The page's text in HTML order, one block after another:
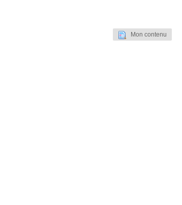
Mon contenu